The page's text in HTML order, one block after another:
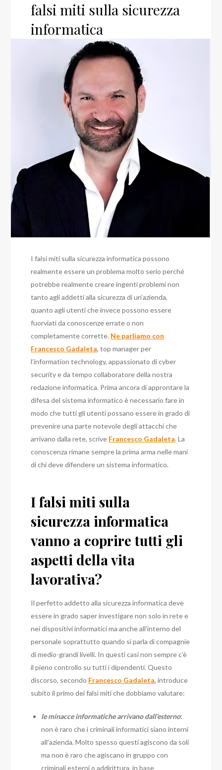
falsi miti sulla sicurezza
informatica
I falsi miti sulla sicurezza informatica possono
realmente essere un problema molto serio perché
potrebbe realmente creare ingenti problemi non
tanto agli addetti alla sicurezza di un’azienda,
quanto agli utenti che invece possono essere
fuorviati da conoscenze errate o non
completamente corrette. Ne parliamo con
Francesco Gadaleta, top manager per
l’information technology, appassionato di cyber
security e da tempo collaboratore della nostra
redazione informatica. Prima ancora di approntare la
difesa del sistema informatico è necessario fare in
modo che tutti gli utenti possano essere in grado di
prevenire una parte notevole degli attacchi che
arrivano dalla rete, scrive Francesco Gadaleta. La
conoscenza rimane sempre la prima arma nelle mani
di chi deve difendere un sistema informatico.
I falsi miti sulla
sicurezza informatica
vanno a coprire tutti gli
aspetti della vita
lavorativa?
Il perfetto addetto alla sicurezza informatica deve
essere in grado saper investigare non solo in rete e
nei dispositivi informatici ma anche all’interno del
personale soprattutto quando si parla di compagnie
di medio-grandi livelli. In questi casi non sempre c’è
il pieno controllo su tutti i dipendenti. Questo
discorso, secondo Francesco Gadaleta, introduce
subito il primo dei falsi miti che dobbiamo valutare:
le minacce informatiche arrivano dall’esterno:
non è raro che i criminali informatici siano interni
all’azienda. Molto spesso questi agiscono da soli
ma non è raro che agiscano in gruppo con
criminali esterni o addirittura, in base